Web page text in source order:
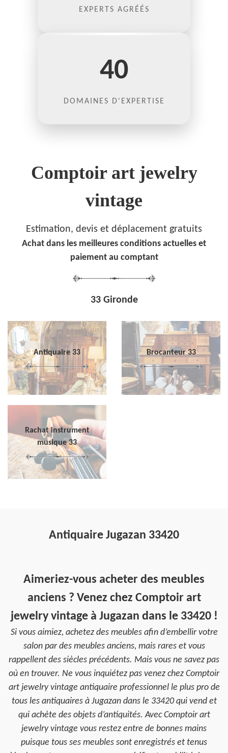
EXPERTS AGRÉÉS
40
DOMAINES D'EXPERTISE
Comptoir art jewelry
vintage
Estimation, devis et déplacement gratuits
Achat dans les meilleures conditions actuelles et
paiement au comptant
33 Gironde
Antiquaire 33 Brocanteur 33
Rachat instrument
musique 33
Antiquaire Jugazan 33420
Aimeriez-vous acheter des meubles
anciens ? Venez chez Comptoir art
jewelry vintage à Jugazan dans le 33420 !
Si vous aimiez, achetez des meubles afin d’embellir votre
salon par des meubles anciens, mais rares et vous
rappellent des siècles précédents. Mais vous ne savez pas
où en trouver. Ne vous inquiétez pas venez chez Comptoir
art jewelry vintage antiquaire professionnel le plus pro de
tous les antiquaires à Jugazan dans le 33420 qui vend et
qui achète des objets d’antiquités. Avec Comptoir art
jewelry vintage vous restez entre de bonnes mains
puisque tous ses meubles sont enregistrés et tenus